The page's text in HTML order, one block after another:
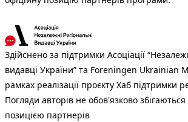
Здійснено за підтримки Асоціації
видавці України” та Foreningen Ukrainian
рамках реалізації проєкту Хаб підтримки
Погляди авторів не обов'язково
позицією партнерів